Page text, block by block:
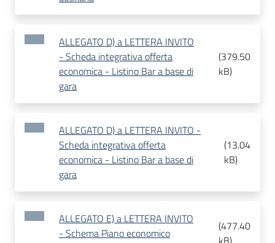
ALLEGATO D) a LETTERA INVITO
- Scheda integrativa offerta
economica - Listino Bar a base di
gara
(379.50
kB)
ALLEGATO D) a LETTERA INVITO -
Scheda integrativa offerta
economica - Listino Bar a base di
gara
(13.04
kB)
ALLEGATO E) a LETTERA INVITO
- Schema Piano economico
(477.40